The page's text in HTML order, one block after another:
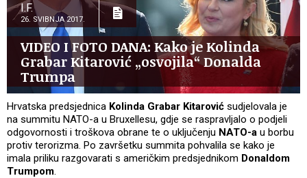
I.F.
26. SVIBNJA 2017.
VIDEO I FOTO DANA: Kako je Kolinda
Grabar Kitarović „osvojila“ Donalda
Trumpa
Hrvatska predsjednica Kolinda Grabar Kitarović sudjelovala je
na summitu NATO-a u Bruxellesu, gdje se raspravljalo o podjeli
odgovornosti i troškova obrane te o uključenju NATO-a u borbu
protiv terorizma. Po završetku summita pohvalila se kako je
imala priliku razgovarati s američkim predsjednikom Donaldom
Trumpom.